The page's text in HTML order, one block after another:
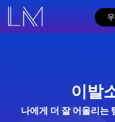
이발
나에게 더 잘 어울리는